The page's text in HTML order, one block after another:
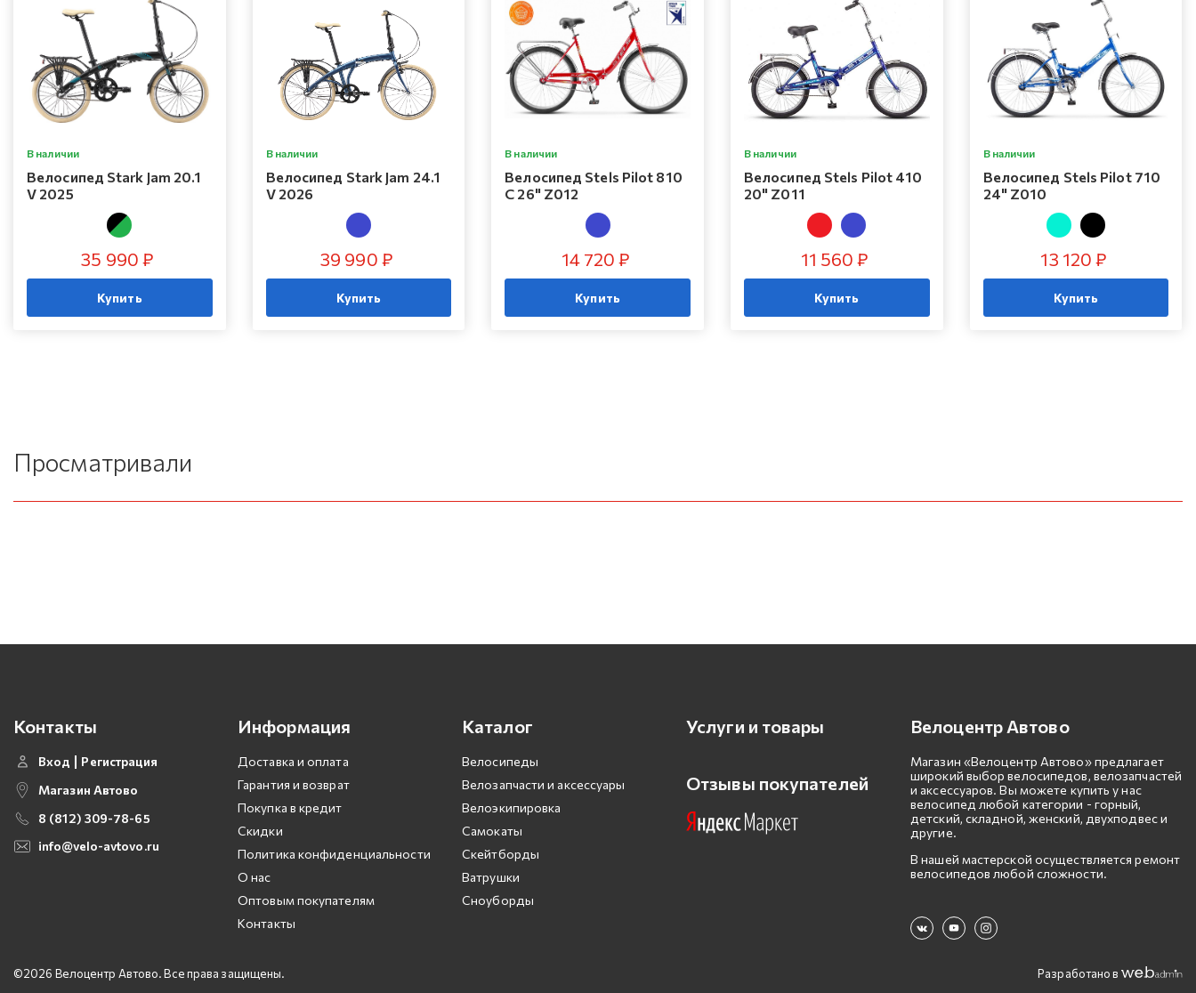
В наличии
Велосипед Stark Jam 20.1
V 2025
35 990 ₽
Купить
В наличии
Велосипед Stark Jam 24.1
V 2026
39 990 ₽
Купить
В наличии
Велосипед Stels Pilot 810
C 26" Z012
14 720 ₽
Купить
В наличии
Велосипед Stels Pilot 410
20" Z011
11 560 ₽
Купить
В наличии
Велосипед Stels Pilot 710
24" Z010
13 120 ₽
Купить
Просматривали
Контакты
Вход
Регистрация
Магазин Автово
8 (812) 309-78-65
info@velo-avtovo.ru
Информация
Доставка и оплата
Гарантия и возврат
Покупка в кредит
Скидки
Политика конфиденциальности
О нас
Оптовым покупателям
Контакты
Каталог
Велосипеды
Велозапчасти и аксессуары
Велоэкипировка
Самокаты
Скейтборды
Ватрушки
Сноуборды
Услуги и товары
Отзывы покупателей
Велоцентр Автово
Магазин «Велоцентр Автово» предлагает
широкий выбор велосипедов, велозапчастей
и аксессуаров. Вы можете купить у нас
велосипед любой категории - горный,
детский, складной, женский, двухподвес и
другие.
В нашей мастерской осуществляется ремонт
велосипедов любой сложности.
©2026 Велоцентр Автово. Все права защищены. Разработано в